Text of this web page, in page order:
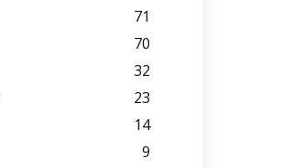
71
70
32
23
14
9